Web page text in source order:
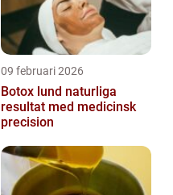
09 februari 2026
Botox lund naturliga
resultat med medicinsk
precision